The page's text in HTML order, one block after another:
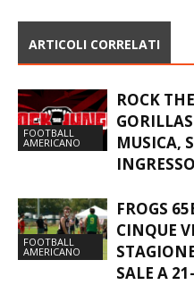
ARTICOLI CORRELATI
FOOTBALL
AMERICANO
ROCK
MUSICA,
FOOTBALL
AMERICANO
FROGS
CINQUE
SALE A